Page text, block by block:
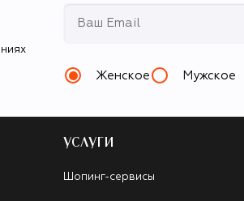
Женское Мужское
УСЛУГИ
Шопинг-сервисы